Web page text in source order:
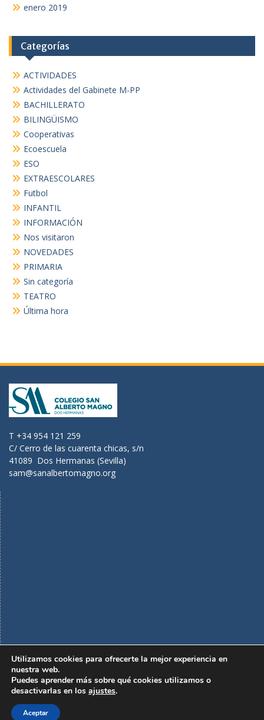
enero 2019
Categorías
ACTIVIDADES
Actividades del Gabinete M-PP
BACHILLERATO
BILINGÜISMO
Cooperativas
Ecoescuela
ESO
EXTRAESCOLARES
Futbol
INFANTIL
INFORMACIÓN
Nos visitaron
NOVEDADES
PRIMARIA
Sin categoría
TEATRO
Última hora
T +34 954 121 259
C/ Cerro de las cuarenta chicas, s/n
41089 Dos Hermanas (Sevilla)
sam@sanalbertomagno.org
Política de privacidad
Aviso legal
Política de cookies
Copyright. Todos los derechos reservados.
Utilizamos cookies para ofrecerte la mejor experiencia en
nuestra web.
Puedes aprender más sobre qué cookies utilizamos o
desactivarlas en los ajustes.
Aceptar